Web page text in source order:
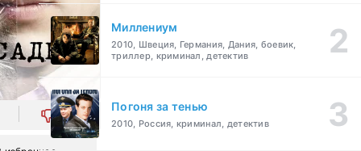
0
Миллениум
2010, Швеция, Германия, Дания, боевик,
триллер, криминал, детектив
Погоня за тенью
2010, Россия, криминал, детектив